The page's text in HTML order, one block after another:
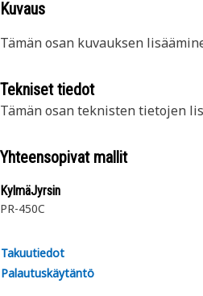
Kuvaus
Tämän osan kuvauksen
Tekniset tiedot
Tämän osan teknisten tietojen
Yhteensopivat mallit
KylmäJyrsin
PR-450C
Takuutiedot
Palautuskäytäntö